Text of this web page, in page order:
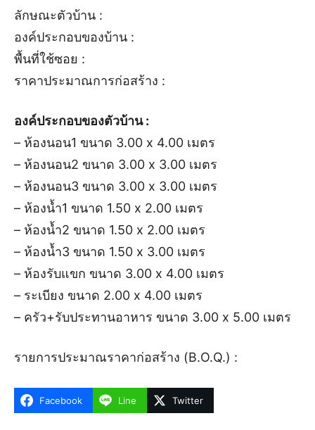
ลักษณะตัวบ้าน :
องค์ประกอบของบ้าน :
พื้นที่ใช้ซอย :
ราคาประมาณการก่อสร้าง :
องค์ประกอบของตัวบ้าน :
– ห้องนอน1 ขนาด 3.00 x 4.00 เมตร
– ห้องนอน2 ขนาด 3.00 x 3.00 เมตร
– ห้องนอน3 ขนาด 3.00 x 3.00 เมตร
– ห้องน้ำ1 ขนาด 1.50 x 2.00 เมตร
– ห้องน้ำ2 ขนาด 1.50 x 2.00 เมตร
– ห้องน้ำ3 ขนาด 1.50 x 3.00 เมตร
– ห้องรับแขก ขนาด 3.00 x 4.00 เมตร
– ระเบียง ขนาด 2.00 x 4.00 เมตร
– ครัว+รับประทานอาหาร ขนาด 3.00 x 5.00 เมตร
รายการประมาณราคาก่อสร้าง (B.O.Q.) :
Facebook Line Twitter